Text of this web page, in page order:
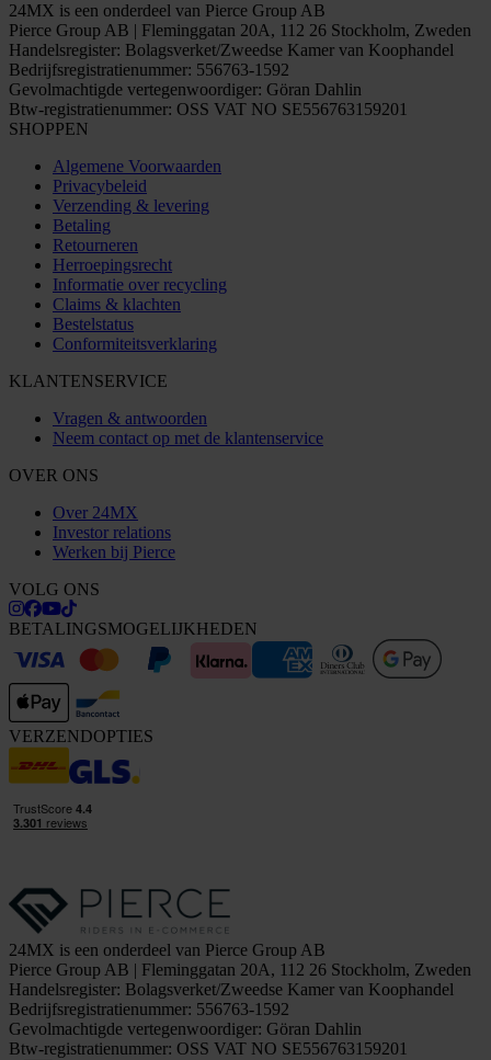
24MX is een onderdeel van Pierce Group AB
Pierce Group AB | Fleminggatan 20A, 112 26 Stockholm, Zweden
Handelsregister: Bolagsverket/Zweedse Kamer van Koophandel
Bedrijfsregistratienummer: 556763-1592
Gevolmachtigde vertegenwoordiger: Göran Dahlin
Btw-registratienummer: OSS VAT NO SE556763159201
SHOPPEN
Algemene Voorwaarden
Privacybeleid
Verzending & levering
Betaling
Retourneren
Herroepingsrecht
Informatie over recycling
Claims & klachten
Bestelstatus
Conformiteitsverklaring
KLANTENSERVICE
Vragen & antwoorden
Neem contact op met de klantenservice
OVER ONS
Over 24MX
Investor relations
Werken bij Pierce
VOLG ONS
BETALINGSMOGELIJKHEDEN
VERZENDOPTIES
24MX is een onderdeel van Pierce Group AB
Pierce Group AB | Fleminggatan 20A, 112 26 Stockholm, Zweden
Handelsregister: Bolagsverket/Zweedse Kamer van Koophandel
Bedrijfsregistratienummer: 556763-1592
Gevolmachtigde vertegenwoordiger: Göran Dahlin
Btw-registratienummer: OSS VAT NO SE556763159201